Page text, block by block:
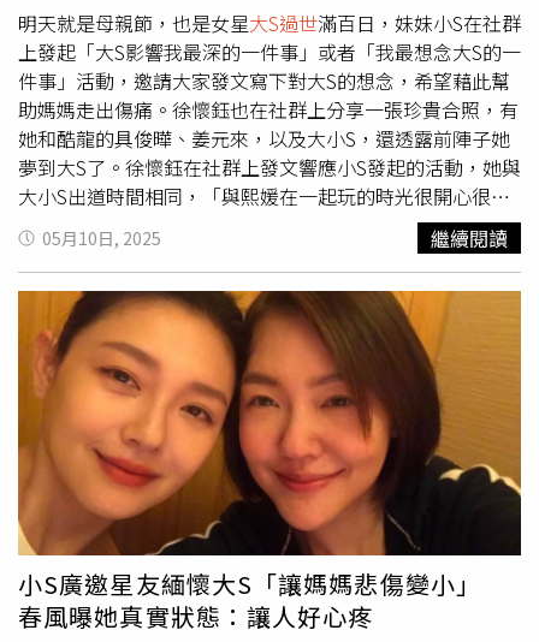
明天就是母親節，也是女星大S過世滿百日，妹妹小S在社群
上發起「大S影響我最深的一件事」或者「我最想念大S的一
件事」活動，邀請大家發文寫下對大S的想念，希望藉此幫
助媽媽走出傷痛。徐懷鈺也在社群上分享一張珍貴合照，有
她和酷龍的具俊曄、姜元來，以及大小S，還透露前陣子她
夢到大S了。徐懷鈺在社群上發文響應小S發起的活動，她與
大小S出道時間相同，「與熙媛在一起玩的時光很開心很放
鬆，可以真正的讓我做自己。她的真誠是可以讓人感受的到
的，很溫暖…很喜歡那種氛圍。」徐懷鈺提到，大S常常教
她一些自己不懂的事，鼓勵她勇敢追求想做的事情、勇敢做
自己。即使後來因忙碌而聯繫變少，偶爾在工作中相遇或搭
同班飛機，兩人依然能愉快地聊天。某次徐懷鈺因為工作關
係，需要大S錄影片給她，大S二話不說就答應幫忙，「她就
是這麼讓我覺得沒有距離，在我心裡早已有妳的位置…我會
放在心上，把妳教我的事記得。」 大S過世3個多月，徐懷鈺
透露前陣子終於夢到大S，很真實、很漂亮，在夢裡大S告訴
她「沒事了」。徐懷鈺說道：「妳的善良妳的真誠妳的溫
暖，我會一直記得一直帶著，謝謝徐媽媽…擁有她們姐妹也
讓大家擁有了大小S。」 在 Instagram 查看這則貼文 從
Instagram 分享的貼文
05月10日, 2025 繼續閱讀
小S廣邀星友緬懷大S「讓媽媽悲傷變小」
春風曝她真實狀態：讓人好心疼